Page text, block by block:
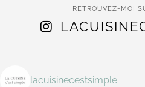
RETROUVEZ-MOI
lacuisinecestsimple